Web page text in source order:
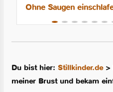
Ohne Saugen
Du bist hier:Stillkinder.de>
meiner Brust und bekam